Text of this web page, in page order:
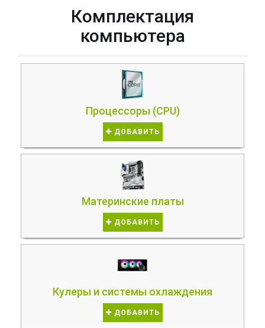
Комплектация
компьютера
Процессоры (CPU)
ДОБАВИТЬ
Материнские платы
ДОБАВИТЬ
Кулеры и системы охлаждения
ДОБАВИТЬ